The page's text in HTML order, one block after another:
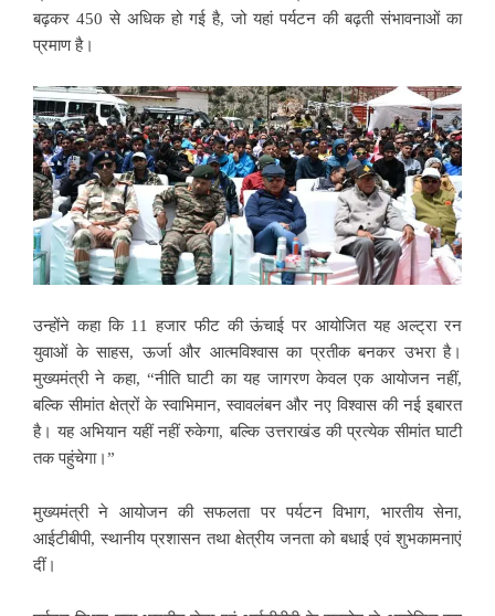
बढ़कर 450 से अधिक हो गई है, जो यहां पर्यटन की बढ़ती संभावनाओं का
प्रमाण है।
उन्होंने कहा कि 11 हजार फीट की ऊंचाई पर आयोजित यह अल्ट्रा रन
युवाओं के साहस, ऊर्जा और आत्मविश्वास का प्रतीक बनकर उभरा है।
मुख्यमंत्री ने कहा, “नीति घाटी का यह जागरण केवल एक आयोजन नहीं,
बल्कि सीमांत क्षेत्रों के स्वाभिमान, स्वावलंबन और नए विश्वास की नई इबारत
है। यह अभियान यहीं नहीं रुकेगा, बल्कि उत्तराखंड की प्रत्येक सीमांत घाटी
तक पहुंचेगा।”
मुख्यमंत्री ने आयोजन की सफलता पर पर्यटन विभाग, भारतीय सेना,
आईटीबीपी, स्थानीय प्रशासन तथा क्षेत्रीय जनता को बधाई एवं शुभकामनाएं
दीं।